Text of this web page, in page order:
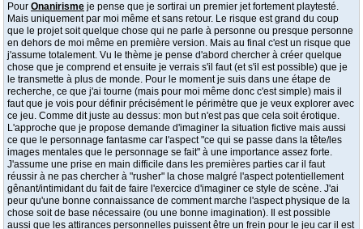
Pour Onanirisme je pense que je sortirai un premier jet fortement playtesté.
Mais uniquement par moi même et sans retour. Le risque est grand du coup
que le projet soit quelque chose qui ne parle à personne ou presque personne
en dehors de moi même en première version. Mais au final c'est un risque que
j'assume totalement. Vu le thème je pense d'abord chercher à créer quelque
chose que je comprend et ensuite je verrais s'il faut (et s'il est possible) que je
le transmette à plus de monde. Pour le moment je suis dans une étape de
recherche, ce que j'ai tourne (mais pour moi même donc c'est simple) mais il
faut que je vois pour définir précisément le périmètre que je veux explorer avec
ce jeu. Comme dit juste au dessus: mon but n'est pas que cela soit érotique.
L'approche que je propose demande d'imaginer la situation fictive mais aussi
ce que le personnage fantasme car l'aspect "ce qui se passe dans la tête/les
images mentales que le personnage se fait" à une importance assez forte.
J'assume une prise en main difficile dans les premières parties car il faut
réussir à ne pas chercher à "rusher" la chose malgré l'aspect potentiellement
gênant/intimidant du fait de faire l'exercice d'imaginer ce style de scène. J'ai
peur qu'une bonne connaissance de comment marche l'aspect physique de la
chose soit de base nécessaire (ou une bonne imagination). Il est possible
aussi que les attirances personnelles puissent être un frein pour le jeu car il est